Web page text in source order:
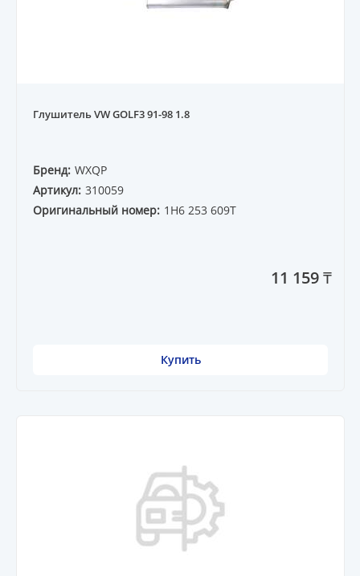
Глушитель VW GOLF3 91-98 1.8
Бренд: WXQP
Артикул: 310059
Оригинальный номер: 1H6 253 609T
11 159 ₸
Купить